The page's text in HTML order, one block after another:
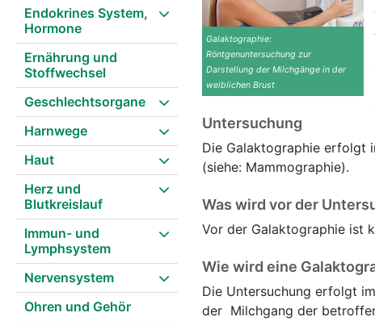
Endokrines System,
Hormone
Ernährung und
Stoffwechsel
Geschlechtsorgane
Harnwege
Haut
Herz und
Blutkreislauf
Immun- und
Lymphsystem
Nervensystem
Ohren und Gehör
Galaktographie:
Röntgenuntersuchung zur
Darstellung der Milchgänge in der
weiblichen Brust
Untersuchung
Die Galaktographie erfolgt
(siehe: Mammographie).
Was wird vor der
Vor der Galaktographie ist
Wie wird eine
Die Untersuchung erfolgt
der Milchgang der